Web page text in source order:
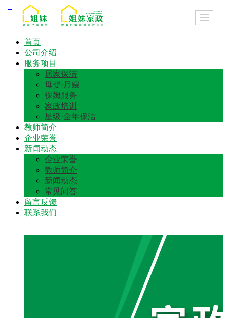
首页
公司介绍
服务项目
居家保洁
母婴·月嫂
保姆服务
家政培训
星级·全年保洁
教师简介
企业荣誉
新闻动态
企业荣誉
教师简介
新闻动态
常见问答
留言反馈
联系我们